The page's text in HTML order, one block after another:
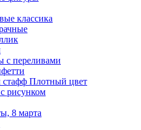
классика
с переливами
Плотный цвет
рисунком
8 марта